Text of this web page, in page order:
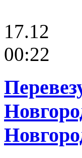
17.12
00:22